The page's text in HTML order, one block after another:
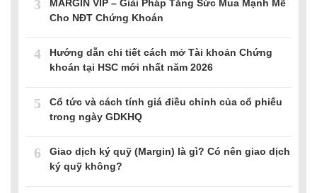
3
MARGIN VIP – Giải Pháp Tăng Sức Mua Mạnh Mẽ
Cho NĐT Chứng Khoán
4
Hướng dẫn chi tiết cách mở Tài khoản Chứng
khoán tại HSC mới nhất năm 2026
5
Cổ tức và cách tính giá điều chỉnh của cổ phiếu
trong ngày GDKHQ
6
Giao dịch ký quỹ (Margin) là gì? Có nên giao dịch
ký quỹ không?